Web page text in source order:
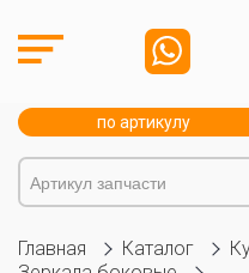
по артикулу
Главная Каталог